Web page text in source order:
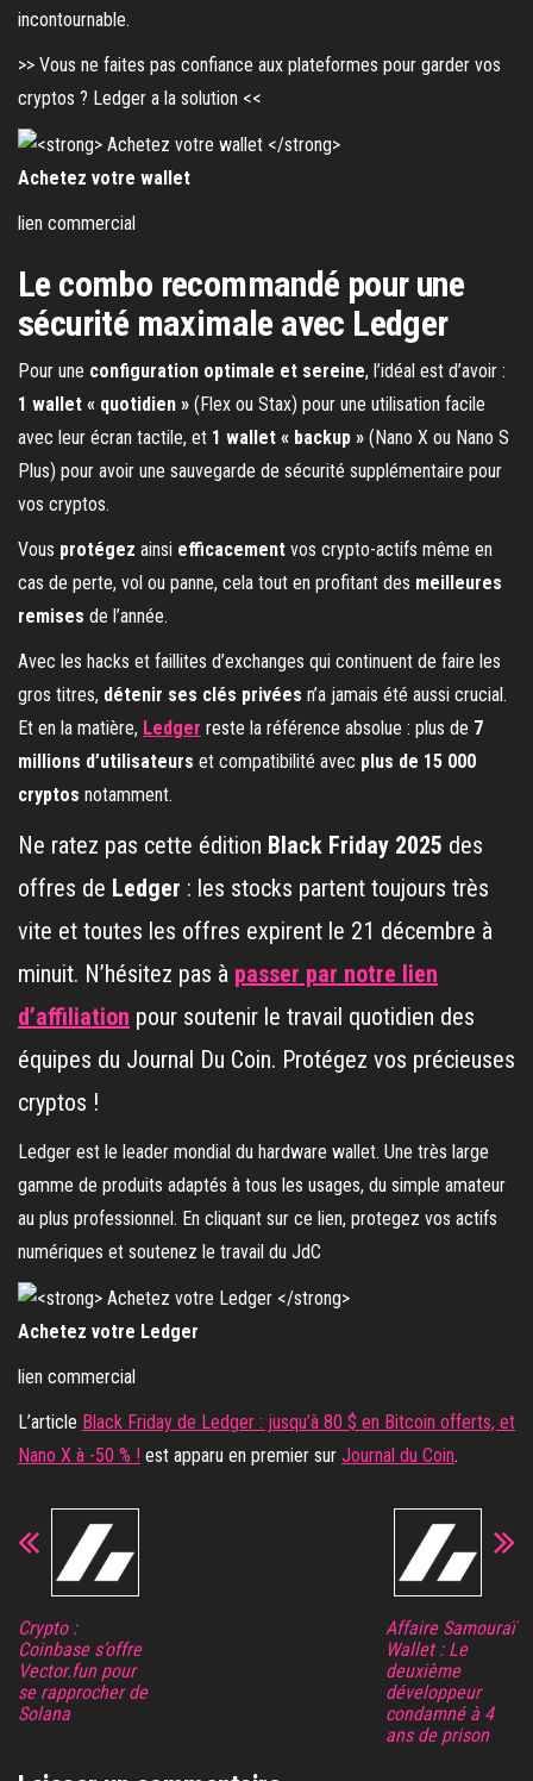
incontournable.
>> Vous ne faites pas confiance aux plateformes pour garder vos
cryptos ? Ledger a la solution <<
Achetez votre wallet
lien commercial
Le combo recommandé pour une
sécurité maximale avec Ledger
Pour une configuration optimale et sereine, l’idéal est d’avoir :
1 wallet « quotidien » (Flex ou Stax) pour une utilisation facile
avec leur écran tactile, et 1 wallet « backup » (Nano X ou Nano S
Plus) pour avoir une sauvegarde de sécurité supplémentaire pour
vos cryptos.
Vous protégez ainsi efficacement vos crypto-actifs même en
cas de perte, vol ou panne, cela tout en profitant des meilleures
remises de l’année.
Avec les hacks et faillites d’exchanges qui continuent de faire les
gros titres, détenir ses clés privées n’a jamais été aussi crucial.
Et en la matière, Ledger reste la référence absolue : plus de 7
millions d’utilisateurs et compatibilité avec plus de 15 000
cryptos notamment.
Ne ratez pas cette édition Black Friday 2025 des
offres de Ledger : les stocks partent toujours très
vite et toutes les offres expirent le 21 décembre à
minuit. N’hésitez pas à passer par notre lien
d’affiliation pour soutenir le travail quotidien des
équipes du Journal Du Coin. Protégez vos précieuses
cryptos !
Ledger est le leader mondial du hardware wallet. Une très large
gamme de produits adaptés à tous les usages, du simple amateur
au plus professionnel. En cliquant sur ce lien, protegez vos actifs
numériques et soutenez le travail du JdC
Achetez votre Ledger
lien commercial
L’article Black Friday de Ledger : jusqu’à 80 $ en Bitcoin offerts, et
Nano X à -50 % ! est apparu en premier sur Journal du Coin.
Crypto :
Coinbase s’offre
Vector.fun pour
se rapprocher de
Solana
Affaire Samouraï
Wallet : Le
deuxième
développeur
condamné à 4
ans de prison